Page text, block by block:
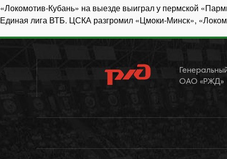
Навигация
по
записям
«Локомотив-Кубань» на выезде выиграл у пермской
Единая лига ВТБ. ЦСКА разгромил «Цмоки-Минск»,
ОАО «РЖД»